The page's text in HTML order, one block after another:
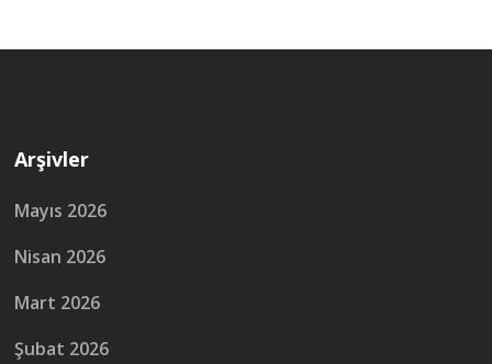
Arşivler
Mayıs 2026
Nisan 2026
Mart 2026
Şubat 2026